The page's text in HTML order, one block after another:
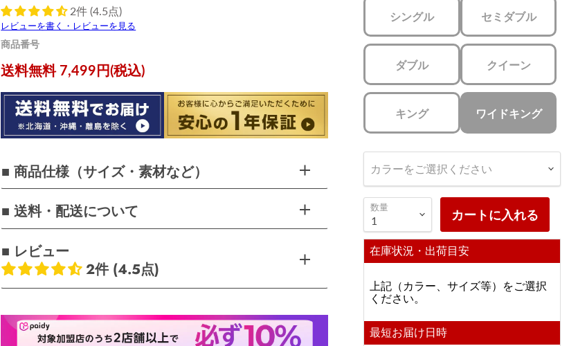
2件 (4.5点)
レビューを書く・レビューを見る
商品番号
現在の価格
送料無料 7,499円(税込)
■ 商品仕様（サイズ・素材など）
■ 送料・配送について
■ レビュー
2件 (4.5点)
お客様のレビュー
5つ星中4.50つ星
シングル セミダブル
ダブル クイーン
キング ワイドキング
カラーをご選択ください
数量 カートに入れる
在庫状況・出荷目安
上記（カラー、サイズ等）をご選択
ください。
最短お届け日時